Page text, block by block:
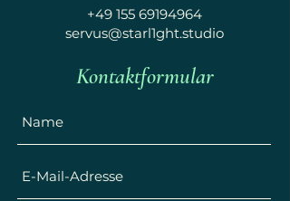
+49 155 69194964
servus@starl1ght.studio
Kontaktformular